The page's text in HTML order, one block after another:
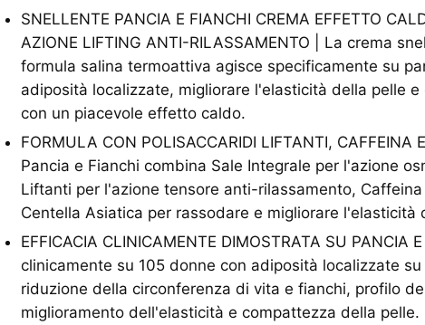
SNELLENTE PANCIA E FIANCHI CREMA EFFETTO
AZIONE LIFTING ANTI-RILASSAMENTO | La crema
formula salina termoattiva agisce specificamente su
adiposità localizzate, migliorare l'elasticità della pelle
con un piacevole effetto caldo.
FORMULA CON POLISACCARIDI LIFTANTI, CAFFEINA
Pancia e Fianchi combina Sale Integrale per l'azione
Liftanti per l'azione tensore anti-rilassamento,
Centella Asiatica per rassodare e migliorare l'elasticità
EFFICACIA CLINICAMENTE DIMOSTRATA SU PANCIA
clinicamente su 105 donne con adiposità localizzate
riduzione della circonferenza di vita e fianchi, profilo
miglioramento dell'elasticità e compattezza della